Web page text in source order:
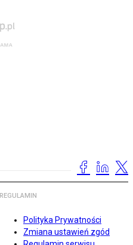
REGULAMIN
Polityka Prywatności
Zmiana ustawień zgód